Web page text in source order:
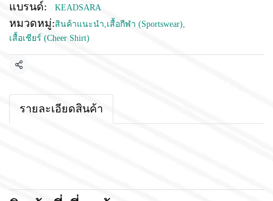
แบรนด์: KEADSARA
หมวดหมู่:สินค้าแนะนำ,เสื้อกีฬา (Sportswear),
เสื้อเชียร์ (Cheer Shirt)
แชร์
รายละเอียดสินค้า